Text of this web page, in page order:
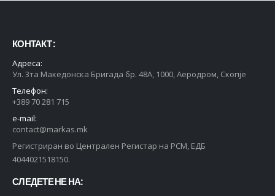
КОНТАКТ :
Адреса:
Ул. 3та Македонска Бригада бр. 48А, 1000, Аеродром, Скопје
Телефон:
+389 70 281 715
e-mail:
contact@markas.mk
Регистриран во Централен Регистар на РСМ, ЕДБ
4044021518150.
СЛЕДЕТЕ НЕ НА: